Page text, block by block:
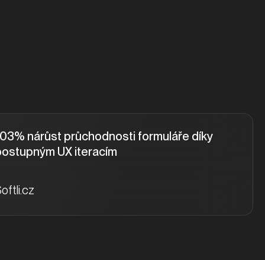
nárůst průchodnosti formuláře díky
UX iteracím
odchodů z formuláře díky exit
pop-upům